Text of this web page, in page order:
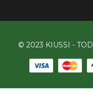
© 2023 KIUSSI -